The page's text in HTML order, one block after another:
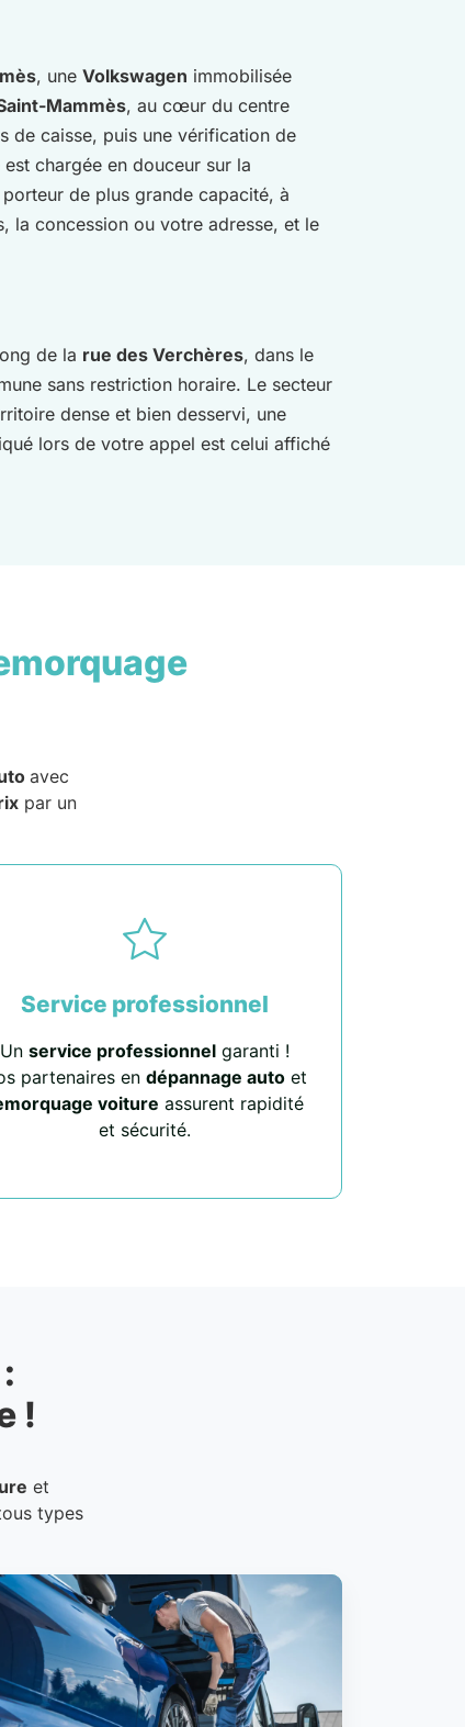
, une Volkswagen immobilisée
Mammès, au cœur du centre
de caisse, puis une vérification de
chargée en douceur sur la
de plus grande capacité, à
la concession ou votre adresse, et le
de la rue des Verchères, dans le
sans restriction horaire. Le secteur
dense et bien desservi, une
lors de votre appel est celui affiché
avec
par un
Service professionnel
Un service professionnel garanti !
partenaires en dépannage auto et
voiture assurent rapidité
et sécurité.
:
!
et
types